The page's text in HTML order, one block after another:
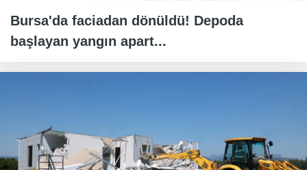
Bursa'da faciadan dönüldü! Depoda
başlayan yangın apart...